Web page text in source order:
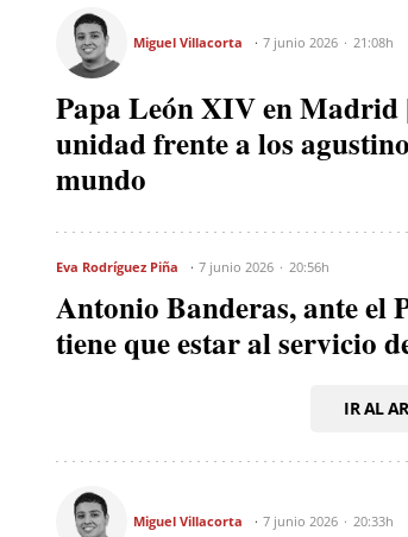
Miguel Villacorta 7 junio 2026 21:08h
Papa León XIV en Madrid
unidad frente a los
mundo
Eva Rodríguez Piña 7 junio 2026 20:56h
Antonio Banderas, ante
tiene que estar al servicio
IR AL
Miguel Villacorta 7 junio 2026 20:33h